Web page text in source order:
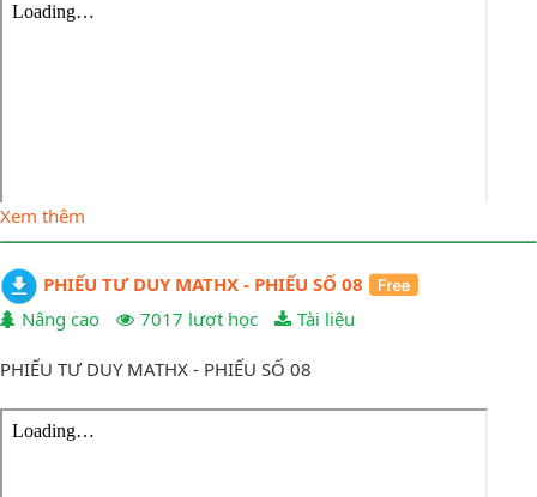
Xem thêm
PHIẾU TƯ DUY MATHX - PHIẾU SỐ 08
Nâng cao
7017 lượt học Tài liệu
PHIẾU TƯ DUY MATHX - PHIẾU SỐ 08